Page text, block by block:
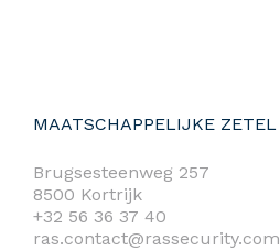
MAATSCHAPPELIJKE ZETEL
Brugsesteenweg 257
8500 Kortrijk
+32 56 36 37 40
ras.contact@rassecurity.com